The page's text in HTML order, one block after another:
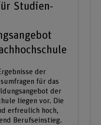
Studien-
der
für das
der
liegen vor. Die
erfreulich hoch,
Berufseinstieg.